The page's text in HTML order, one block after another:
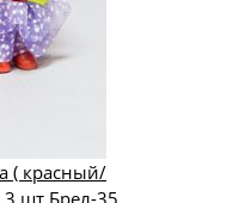
( красный/
шт Брел-35